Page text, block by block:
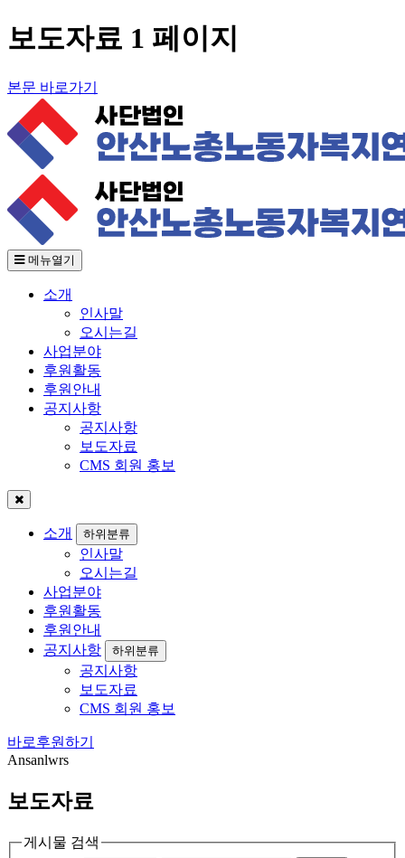
보도자료 1 페이지
본문 바로가기
메뉴열기
소개
인사말
오시는길
사업분야
후원활동
후원안내
공지사항
공지사항
보도자료
CMS 회원 홍보
소개 하위분류
인사말
오시는길
사업분야
후원활동
후원안내
공지사항
하위분류
공지사항
보도자료
CMS 회원 홍보
바로후원하기
Ansanlwrs
보도자료
게시물 검색